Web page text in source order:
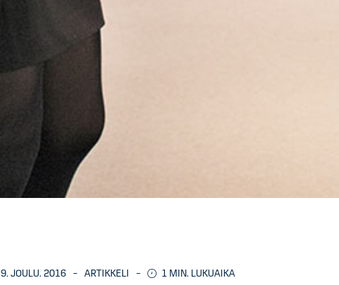
9. JOULU. 2016 – ARTIKKELI – 1 MIN. LUKUAIKA